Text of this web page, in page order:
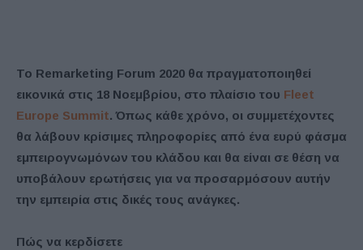
Το Remarketing Forum 2020 θα πραγματοποιηθεί
εικονικά στις 18 Νοεμβρίου, στο πλαίσιο του Fleet
Europe Summit. Όπως κάθε χρόνο, οι συμμετέχοντες
θα λάβουν κρίσιμες πληροφορίες από ένα ευρύ φάσμα
εμπειρογνωμόνων του κλάδου και θα είναι σε θέση να
υποβάλουν ερωτήσεις για να προσαρμόσουν αυτήν
την εμπειρία στις δικές τους ανάγκες.
Πώς να κερδίσετε